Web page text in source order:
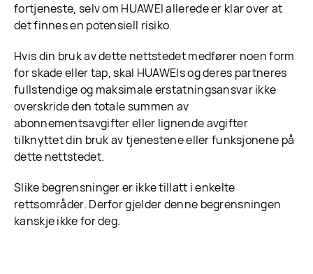
fortjeneste, selv om HUAWEI allerede er klar over at
det finnes en potensiell risiko.
Hvis din bruk av dette nettstedet medfører noen form
for skade eller tap, skal HUAWEIs og deres partneres
fullstendige og maksimale erstatningsansvar ikke
overskride den totale summen av
abonnementsavgifter eller lignende avgifter
tilknyttet din bruk av tjenestene eller funksjonene på
dette nettstedet.
Slike begrensninger er ikke tillatt i enkelte
rettsområder. Derfor gjelder denne begrensningen
kanskje ikke for deg.